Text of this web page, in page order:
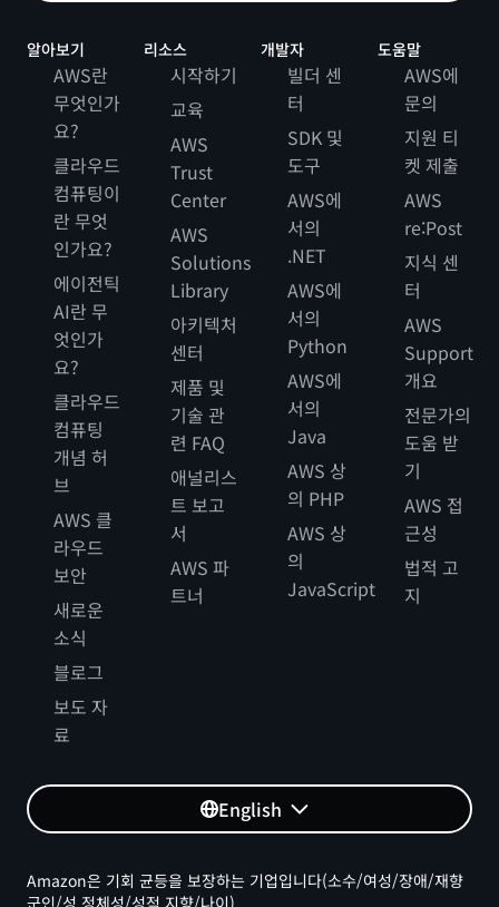
알아보기
AWS란
무엇인가
요?
클라우드
컴퓨팅이
란 무엇
인가요?
에이전틱
AI란 무
엇인가
요?
클라우드
컴퓨팅
개념 허
브
AWS 클
라우드
보안
새로운
소식
블로그
보도 자
료
리소스
시작하기
교육
AWS
Trust
Center
AWS
Solutions
Library
아키텍처
센터
제품 및
기술 관
련 FAQ
애널리스
트 보고
서
AWS 파
트너
개발자
빌더 센
터
SDK 및
도구
AWS에
서의
.NET
AWS에
서의
Python
AWS에
서의
Java
AWS 상
의 PHP
AWS 상
의
JavaScript
도움말
AWS에
문의
지원 티
켓 제출
AWS
re:Post
지식 센
터
AWS
Support
개요
전문가의
도움 받
기
AWS 접
근성
법적 고
지
English
Amazon은 기회 균등을 보장하는 기업입니다(소수/여성/장애/재향